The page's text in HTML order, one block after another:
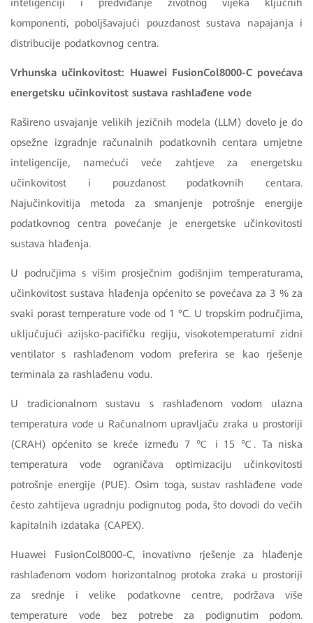
inteligenciji i predviđanje životnog vijeka ključnih
komponenti, poboljšavajući pouzdanost sustava napajanja i
distribucije podatkovnog centra.
Vrhunska učinkovitost: Huawei FusionCol8000-C povećava
energetsku učinkovitost sustava rashlađene vode
Rašireno usvajanje velikih jezičnih modela (LLM) dovelo je do
opsežne izgradnje računalnih podatkovnih centara umjetne
inteligencije, namećući veće zahtjeve za energetsku
učinkovitost i pouzdanost podatkovnih centara.
Najučinkovitija metoda za smanjenje potrošnje energije
podatkovnog centra povećanje je energetske učinkovitosti
sustava hlađenja.
U područjima s višim prosječnim godišnjim temperaturama,
učinkovitost sustava hlađenja općenito se povećava za 3 % za
svaki porast temperature vode od 1 °C. U tropskim područjima,
uključujući azijsko-pacifičku regiju, visokotemperaturni zidni
ventilator s rashlađenom vodom preferira se kao rješenje
terminala za rashlađenu vodu.
U tradicionalnom sustavu s rashlađenom vodom ulazna
temperatura vode u Računalnom upravljaču zraka u prostoriji
(CRAH) općenito se kreće između 7 ℃ i 15 ℃. Ta niska
temperatura vode ograničava optimizaciju učinkovitosti
potrošnje energije (PUE). Osim toga, sustav rashlađene vode
često zahtijeva ugradnju podignutog poda, što dovodi do većih
kapitalnih izdataka (CAPEX).
Huawei FusionCol8000-C, inovativno rješenje za hlađenje
rashlađenom vodom horizontalnog protoka zraka u prostoriji
za srednje i velike podatkovne centre, podržava više
temperature vode bez potrebe za podignutim podom.